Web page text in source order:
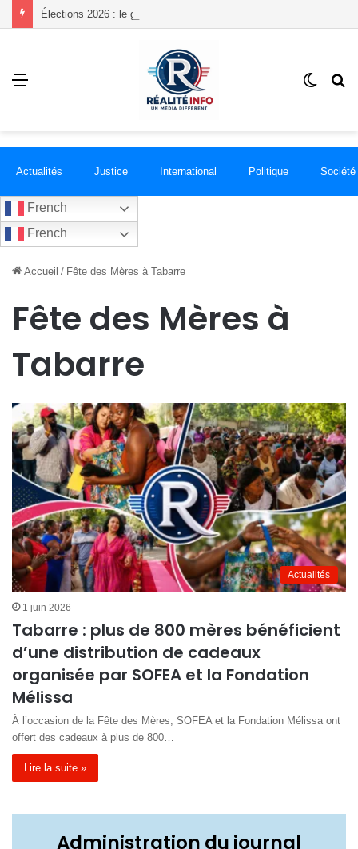
Menu
Switch
Actualités Justice International Politique Société
French
French
Accueil / Fête des Mères à Tabarre
Fête des Mères à
Tabarre
Actualités
1 juin 2026
Tabarre : plus de 800 mères bénéficient
d’une distribution de cadeaux
organisée par SOFEA et la Fondation
Mélissa
À l’occasion de la Fête des Mères, SOFEA et la Fondation Mélissa ont
offert des cadeaux à plus de 800…
Lire la suite »
Administration du journal